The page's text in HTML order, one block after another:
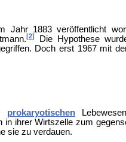
Jahr 1883 veröffentlicht
[2]Die Hypothese
Doch erst 1967 mit
prokaryotischen
ihrer Wirtszelle zum
sie zu verdauen.